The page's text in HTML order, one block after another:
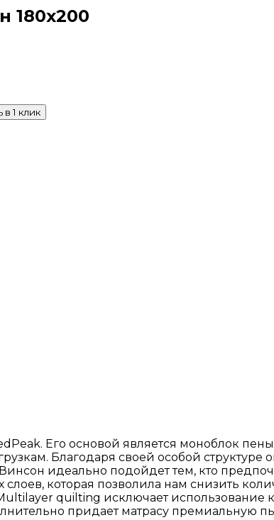
180x200
в 1 клик
Его основой является моноблок
Благодаря своей особой структуре
идеально подойдет тем, кто
которая позволила нам снизить
quilting исключает использование
придает матрасу премиальную